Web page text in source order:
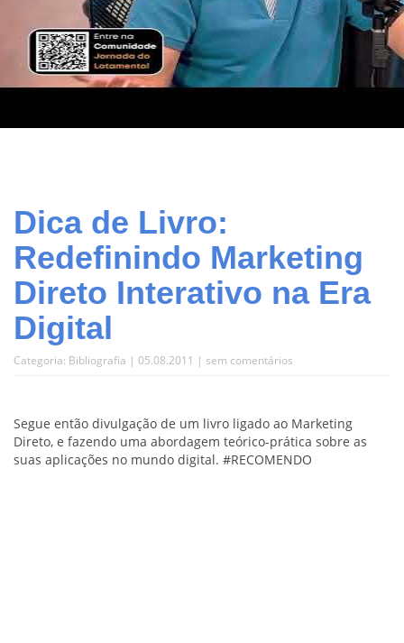
Dica de Livro:
Redefinindo Marketing
Direto Interativo na Era
Digital
Categoria: Bibliografia | 05.08.2011 | sem comentários
Segue então divulgação de um livro ligado ao Marketing
Direto, e fazendo uma abordagem teórico-prática sobre as
suas aplicações no mundo digital. #RECOMENDO